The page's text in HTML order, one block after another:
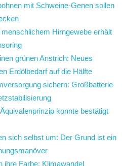
mit Schweine-Genen sollen
Hirngewebe erhält
grünen Anstrich: Neues
Erdölbedarf auf die Hälfte
sichern: Großbatterie
konnte bestätigt
sich selbst um: Der Grund ist ein
ihre Farbe: Klimawandel